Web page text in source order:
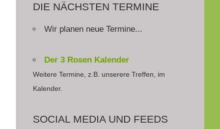
DIE NÄCHSTEN TERMINE
Wir planen neue Termine...
Der 3 Rosen Kalender
Weitere Termine, z.B. unserere Treffen, im
Kalender.
SOCIAL MEDIA UND FEEDS